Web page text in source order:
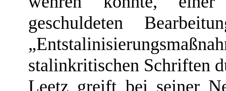
geschuldeten
stalinkritischen Schriften
Leetz greift bei seiner